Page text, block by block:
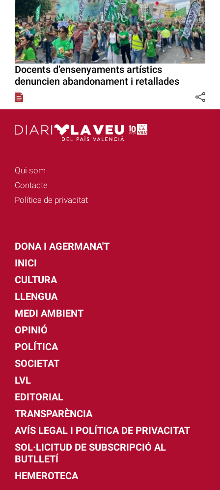
Docents d’ensenyaments artístics
denuncien abandonament i retallades
Qui som
Contacte
Política de privacitat
DONA I AGERMANA'T
INICI
CULTURA
LLENGUA
MEDI AMBIENT
OPINIÓ
POLÍTICA
SOCIETAT
LVL
EDITORIAL
TRANSPARÈNCIA
AVÍS LEGAL I POLÍTICA DE PRIVACITAT
SOL·LICITUD DE SUBSCRIPCIÓ AL
BUTLLETÍ
HEMEROTECA